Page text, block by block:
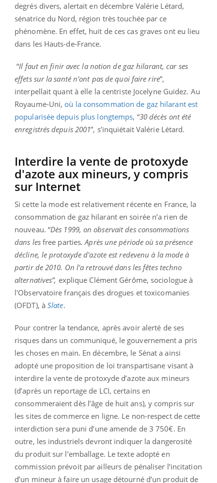
degrés divers, alertait en décembre Valérie Létard,
sénatrice du Nord, région très touchée par ce
phénomène. En effet, huit de ces cas graves ont eu lieu
dans les Hauts-de-France.
“Il faut en finir avec la notion de gaz hilarant, car ses
effets sur la santé n'ont pas de quoi faire rire”,
interpellait quant à elle la centriste Jocelyne Guidez. Au
Royaume-Uni, où la consommation de gaz hilarant est
popularisée depuis plus longtemps, “30 décès ont été
enregistrés depuis 2001”, s’inquiétait Valérie Létard.
Interdire la vente de protoxyde
d'azote aux mineurs, y compris
sur Internet
Si cette la mode est relativement récente en France, la
consommation de gaz hilarant en soirée n’a rien de
nouveau. “Dès 1999, on observait des consommations
dans les free parties. Après une période où sa présence
décline, le protoxyde d'azote est redevenu à la mode à
partir de 2010. On l'a retrouvé dans les fêtes techno
alternatives”, explique Clément Gérôme, sociologue à
l'Observatoire français des drogues et toxicomanies
(OFDT), à Slate.
Pour contrer la tendance, après avoir alerté de ses
risques dans un communiqué, le gouvernement a pris
les choses en main. En décembre, le Sénat a ainsi
adopté une proposition de loi transpartisane visant à
interdire la vente de protoxyde d’azote aux mineurs
(d’après un reportage de LCI, certains en
consommeraient dès l’âge de huit ans), y compris sur
les sites de commerce en ligne. Le non-respect de cette
interdiction sera puni d’une amende de 3 750€. En
outre, les industriels devront indiquer la dangerosité
du produit sur l’emballage. Le texte adopté en
commission prévoit par ailleurs de pénaliser l’incitation
d’un mineur à faire un usage détourné d’un produit de